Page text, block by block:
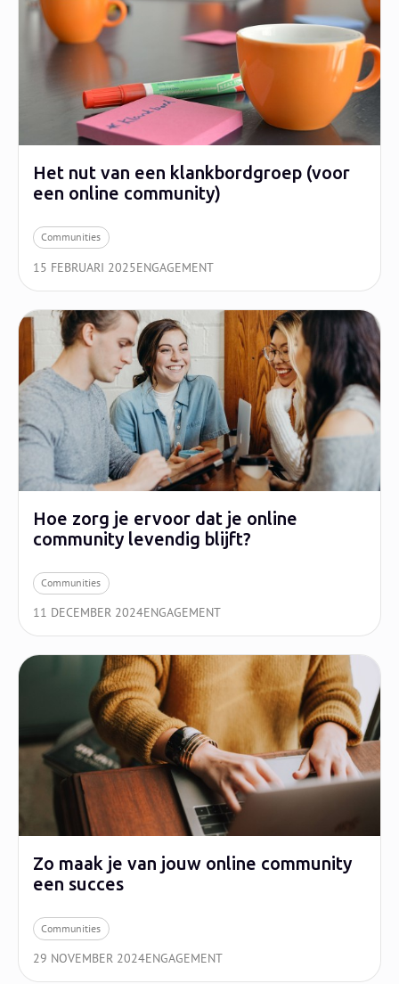
Het nut van een klankbordgroep (voor
een online community)
Communities
15 FEBRUARI 2025ENGAGEMENT
Hoe zorg je ervoor dat je online
community levendig blijft?
Communities
11 DECEMBER 2024ENGAGEMENT
Zo maak je van jouw online community
een succes
Communities
29 NOVEMBER 2024ENGAGEMENT